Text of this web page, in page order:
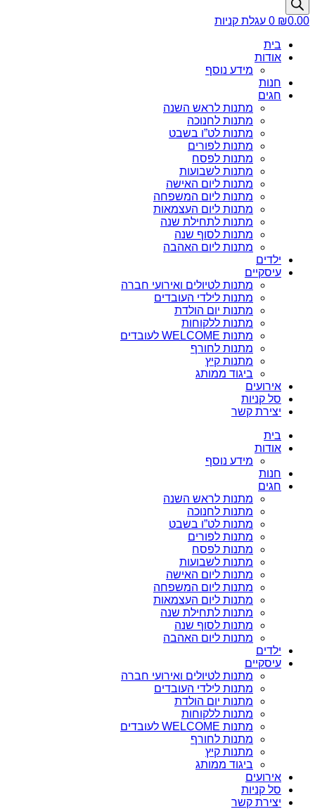
₪0.00
0 עגלת קניות
בית
אודות
מידע נוסף
חנות
חגים
מתנות לראש השנה
מתנות לחנוכה
מתנות לט”ו בשבט
מתנות לפורים
מתנות לפסח
מתנות לשבועות
מתנות ליום האישה
מתנות ליום המשפחה
מתנות ליום העצמאות
מתנות לתחילת שנה
מתנות לסוף שנה
מתנות ליום האהבה
ילדים
עיסקיים
מתנות לטיולים ואירועי חברה
מתנות לילדי העובדים
מתנות יום הולדת
מתנות ללקוחות
מתנות WELCOME לעובדים
מתנות לחורף
מתנות קיץ
ביגוד ממותג
אירועים
סל קניות
יצירת קשר
בית
אודות
מידע נוסף
חנות
חגים
מתנות לראש השנה
מתנות לחנוכה
מתנות לט”ו בשבט
מתנות לפורים
מתנות לפסח
מתנות לשבועות
מתנות ליום האישה
מתנות ליום המשפחה
מתנות ליום העצמאות
מתנות לתחילת שנה
מתנות לסוף שנה
מתנות ליום האהבה
ילדים
עיסקיים
מתנות לטיולים ואירועי חברה
מתנות לילדי העובדים
מתנות יום הולדת
מתנות ללקוחות
מתנות WELCOME לעובדים
מתנות לחורף
מתנות קיץ
ביגוד ממותג
אירועים
סל קניות
יצירת קשר